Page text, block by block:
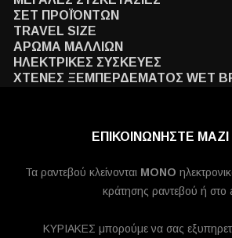
ΣΕΤ ΠΡΟΪΌΝΤΩΝ
TRAVEL SIZE
ΑΡΩΜΑ ΜΑΛΛΙΩΝ
ΗΛΕΚΤΡΙΚΕΣ ΣΥΣΚΕΥΕΣ
ΧΤΕΝΕΣ ΞΕΜΠΕΡΔΕΜΑΤΟΣ WET
ΕΠΙΚΟΙΝΩΝΗΣΤΕ
Τα ραντεβού κλείνονται MONO
κράτησης ραντεβού ή στο
ΚΥΡΙΑΚΕΣ μπορούμε να σας